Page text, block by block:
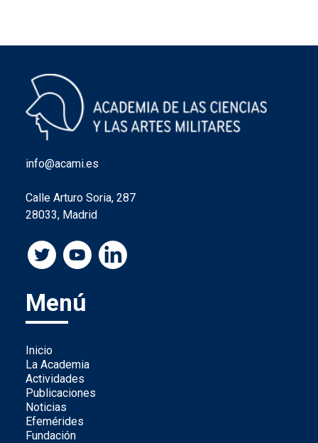
info@acami.es
Calle Arturo Soria, 287
28033, Madrid
Menú
Inicio
La Academia
Actividades
Publicaciones
Noticias
Efemérides
Fundación